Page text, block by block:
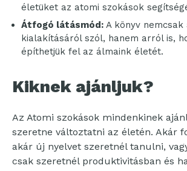
életüket az atomi szokások
Átfogó látásmód: A könyv nemcsak
kialakításáról szól, hanem arról is,
építhetjük fel az álmaink életét.
Kiknek ajánljuk?
Az Atomi szokások mindenkinek
szeretne változtatni az életén. Akár
akár új nyelvet szeretnél tanulni,
csak szeretnél produktivitásban és